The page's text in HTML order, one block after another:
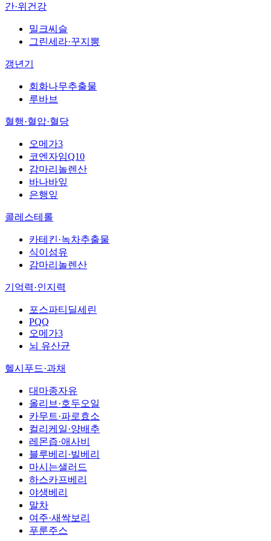
간·위건강
밀크씨슬
그린세라·꾸지뽕
갱년기
회화나무추출물
루바브
혈행·혈압·혈당
오메가3
코엔자임Q10
감마리놀렌산
바나바잎
은행잎
콜레스테롤
카테킨·녹차추출물
식이섬유
감마리놀렌산
기억력·인지력
포스파티딜세린
PQQ
오메가3
뇌 유산균
헬시푸드·과채
대마종자유
올리브·호두오일
카무트·파로효소
컬리케일·양배추
레몬즙·애사비
블루베리·빌베리
마시는샐러드
하스카프베리
야생베리
말차
여주·새싹보리
푸룬주스